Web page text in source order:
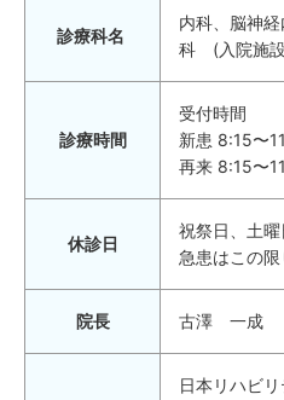
診療科名
内科、脳神
科 (入院施
診療時間
受付時間
新患 8:15〜
再来 8:15〜
休診日
祝祭日、土
急患はこの
院長 古澤 一成
日本リハビ